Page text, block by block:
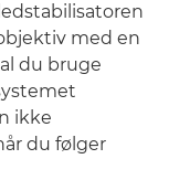
med en
du bruge
ikke
du følger